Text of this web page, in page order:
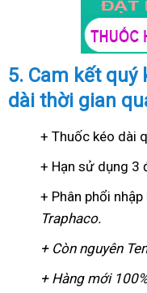
5. Cam kết
dài thời gian
+ Thuốc kéo dài
+ Hạn sử dụng 3
+ Phân phổi nhập
Traphaco.
+ Còn nguyên
+ Hàng mới